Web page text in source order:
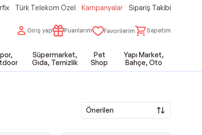
Türk Telekom Özel Kampanyalar Sipariş Takibi
Giriş yap Puanlarım Favorilerim Sepetim
Süpermarket,
Gıda, Temizlik
Pet
Shop
Yapı Market,
Bahçe, Oto
Önerilen